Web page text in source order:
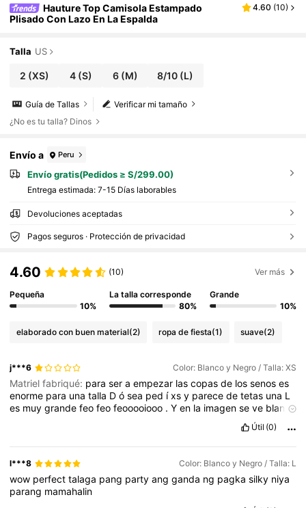
Hauture Top Camisola Estampado
Plisado Con Lazo En La Espalda
4.60 (10)
Talla US
2 (XS) 4(S) 6(M) 8/10 (L)
Verificar mi tamaño
Guía de Tallas
¿No es tu talla? Dinos
Envío a Peru
Envío gratis(Pedidos ≥ S/299.00)
Entrega estimada: 7-15 Días laborables
Devoluciones aceptadas
Pagos seguros · Protección de privacidad
4.60 (10) Ver más
Pequeña
10%
La talla corresponde
80%
Grande
10%
elaborado con buen material(2) ropa de fiesta(1) suave(2)
j***6 Color: Blanco y Negro / Talla: XS
Matriel fabriqué: paraseraempezar lascopasde lossenoses
enorme para unatalla Dósea ped íxsy parecedetetas una L
es muygrandefeofeofeooooiooo .Yen la imagenseve blanco
Útil (0)
l***8 Color: Blanco y Negro / Talla: L
wow perfecttalaga pang partyangganda ng pagkasilky niya
parang mamahalin